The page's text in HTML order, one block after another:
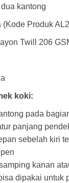
kantong
(Kode Produk
Twill 206
koki:
pada
panjang
sebelah kiri
kanan
dipakai untuk